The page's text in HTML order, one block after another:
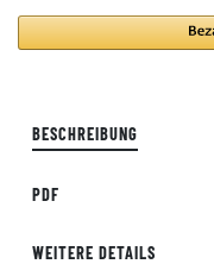
BESCHREIBUNG
PDF
WEITERE DETAILS